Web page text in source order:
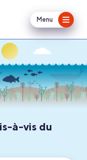
à-vis du
Menu